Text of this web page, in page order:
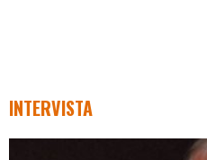
INTERVISTA